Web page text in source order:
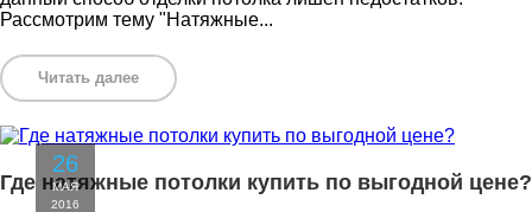
Рассмотрим тему "Натяжные...
Читать далее
26
МАЯ
2016
Где натяжные потолки купить по выгодной цене?